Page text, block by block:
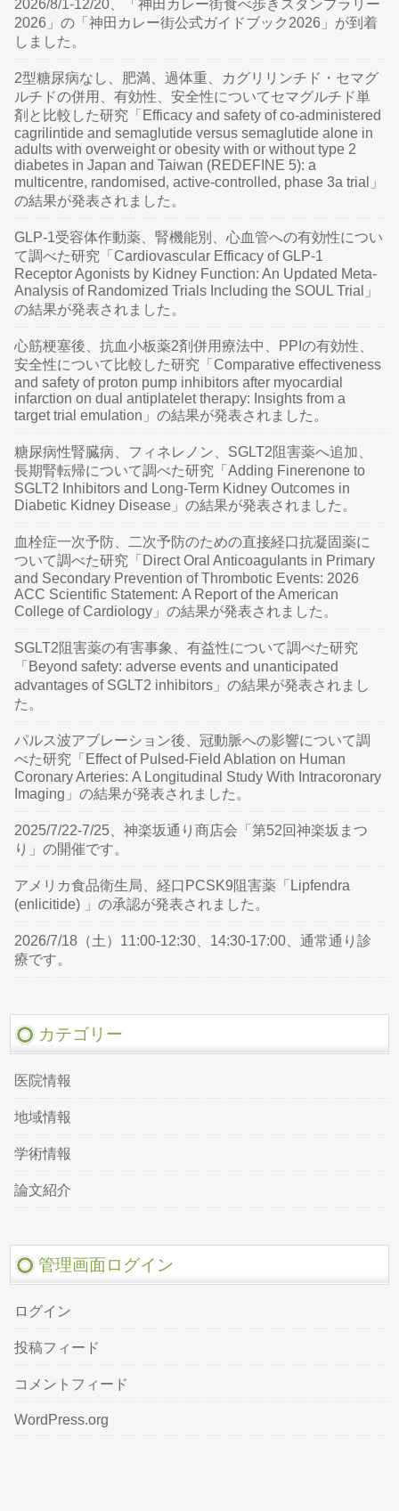
2026/8/1-12/20、「神田カレー街食べ歩きスタンプラリー
2026」の「神田カレー街公式ガイドブック2026」が到着
しました。
2型糖尿病なし、肥満、過体重、カグリリンチド・セマグ
ルチドの併用、有効性、安全性についてセマグルチド単
剤と比較した研究「Efficacy and safety of co-administered
cagrilintide and semaglutide versus semaglutide alone in
adults with overweight or obesity with or without type 2
diabetes in Japan and Taiwan (REDEFINE 5): a
multicentre, randomised, active-controlled, phase 3a trial」
の結果が発表されました。
GLP-1受容体作動薬、腎機能別、心血管への有効性につい
て調べた研究「Cardiovascular Efficacy of GLP-1
Receptor Agonists by Kidney Function: An Updated Meta-
Analysis of Randomized Trials Including the SOUL Trial」
の結果が発表されました。
心筋梗塞後、抗血小板薬2剤併用療法中、PPIの有効性、
安全性について比較した研究「Comparative effectiveness
and safety of proton pump inhibitors after myocardial
infarction on dual antiplatelet therapy: Insights from a
target trial emulation」の結果が発表されました。
糖尿病性腎臓病、フィネレノン、SGLT2阻害薬へ追加、
長期腎転帰について調べた研究「Adding Finerenone to
SGLT2 Inhibitors and Long-Term Kidney Outcomes in
Diabetic Kidney Disease」の結果が発表されました。
血栓症一次予防、二次予防のための直接経口抗凝固薬に
ついて調べた研究「Direct Oral Anticoagulants in Primary
and Secondary Prevention of Thrombotic Events: 2026
ACC Scientific Statement: A Report of the American
College of Cardiology」の結果が発表されました。
SGLT2阻害薬の有害事象、有益性について調べた研究
「Beyond safety: adverse events and unanticipated
advantages of SGLT2 inhibitors」の結果が発表されまし
た。
パルス波アブレーション後、冠動脈への影響について調
べた研究「Effect of Pulsed-Field Ablation on Human
Coronary Arteries: A Longitudinal Study With Intracoronary
Imaging」の結果が発表されました。
2025/7/22-7/25、神楽坂通り商店会「第52回神楽坂まつ
り」の開催です。
アメリカ食品衛生局、経口PCSK9阻害薬「Lipfendra
(enlicitide) 」の承認が発表されました。
2026/7/18（土）11:00-12:30、14:30-17:00、通常通り診
療です。
カテゴリー
医院情報
地域情報
学術情報
論文紹介
管理画面ログイン
ログイン
投稿フィード
コメントフィード
WordPress.org